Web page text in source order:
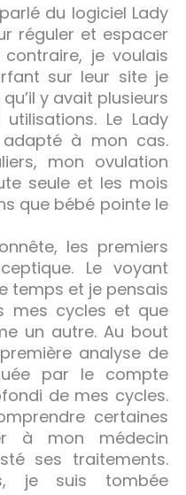
du logiciel Lady
réguler et espacer
je voulais
sur leur site je
y avait plusieurs
Le Lady
à mon cas.
mon ovulation
seule et les mois
que bébé pointe le
les premiers
Le voyant
temps et je pensais
mes cycles et que
un autre. Au bout
analyse de
par le compte
de mes cycles.
certaines
à mon médecin
ses traitements.
je suis tombée